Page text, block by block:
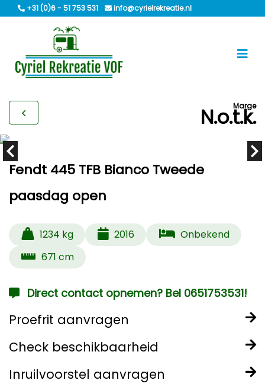
+31 (0)6 - 51 753 531 info@cyrielrekreatie.nl
Marge
N.o.t.k.
Fendt 445 TFB Bianco Tweede
paasdag open
1234 kg 2016
Onbekend
671 cm
Direct contact opnemen? Bel 0651753531!
Proefrit aanvragen
Check beschikbaarheid
Inruilvoorstel aanvragen